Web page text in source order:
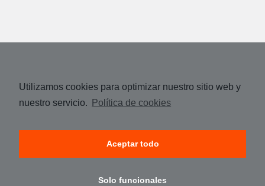
Utilizamos cookies para optimizar nuestro sitio web y
nuestro servicio.
Política de cookies
Aceptar todo
Solo funcionales